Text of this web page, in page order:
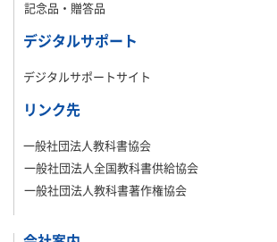
記念品・贈答品
デジタルサポート
デジタルサポートサイト
リンク先
一般社団法人教科書協会
一般社団法人全国教科書供給協会
一般社団法人教科書著作権協会